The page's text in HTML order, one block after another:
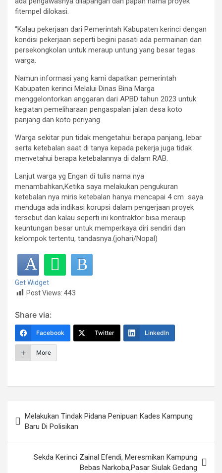
fitempel dilokasi.
“Kalau pekerjaan dari Pemerintah Kabupaten kerinci dengan
kondisi pekerjaan seperti begini pasati ada permainan dan
persekongkolan untuk meraup untung yang besar tegas
warga.
Namun informasi yang kami dapatkan pemerintah
Kabupaten kerinci Melalui Dinas Bina Marga
menggelontorkan anggaran dari APBD tahun 2023 untuk
kegiatan pemeliharaan pengaspalan jalan desa koto
panjang dan koto periyang.
Warga sekitar pun tidak mengetahui berapa panjang, lebar
serta ketebalan saat di tanya kepada pekerja juga tidak
menvetahui berapa ketebalannya di dalam RAB.
Lanjut warga yg Engan di tulis nama nya
menambahkan,Ketika saya melakukan pengukuran
ketebalan nya miris ketebalan hanya mencapai 4 cm saya
menduga ada indikasi korupsi dalam pengerjaan proyek
tersebut dan kalau seperti ini kontraktor bisa meraup
keuntungan besar untuk memperkaya diri sendiri dan
kelompok tertentu, tandasnya.(johari/Nopal)
Get Widget
Post Views: 443
Share via:
Facebook Twitter LinkedIn
More
navigation
Melakukan Tindak Pidana Penipuan Kades Kampung
Baru Di Polisikan
Sekda Kerinci Zainal Efendi, Meresmikan Kampung
Bebas Narkoba,Pasar Siulak Gedang